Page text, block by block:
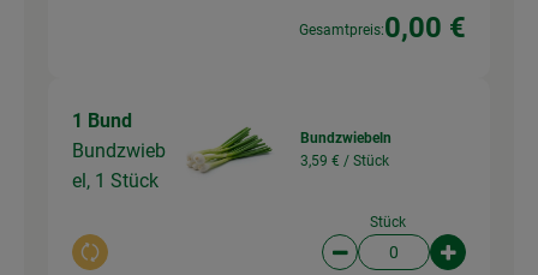
Gesamtpreis:0,00 €
1 Bund
Bundzwieb
el, 1 Stück
Auswahl ändern
Bundzwiebeln
3,59 € / Stück
Stück
Artikelanzahl